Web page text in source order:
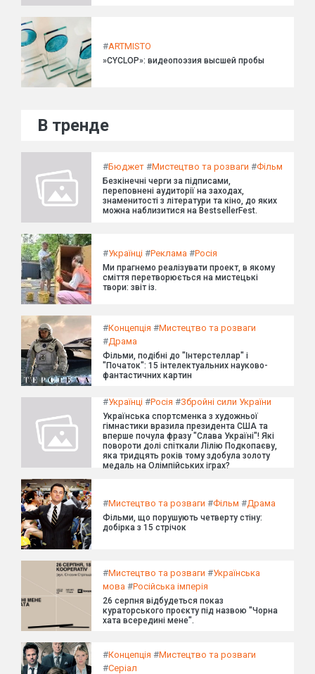
#ARTMISTO
»CYCLOP»: видеопоэзия высшей пробы
В тренде
#Бюджет #Мистецтво та розваги #Фільм
Безкінечні черги за підписами,
переповнені аудиторії на заходах,
знаменитості з літератури та кіно, до яких
можна наблизитися на BestsellerFest.
#Українці #Реклама #Росія
Ми прагнемо реалізувати проект, в якому
сміття перетворюється на мистецькі
твори: звіт із.
#Концепція #Мистецтво та розваги
#Драма
Фільми, подібні до "Інтерстеллар" і
"Початок": 15 інтелектуальних науково-
фантастичних картин
#Українці #Росія #Збройні сили України
Українська спортсменка з художньої
гімнастики вразила президента США та
вперше почула фразу "Слава Україні"! Які
повороти долі спіткали Лілію Подкопаєву,
яка тридцять років тому здобула золоту
медаль на Олімпійських іграх?
#Мистецтво та розваги #Фільм #Драма
Фільми, що порушують четверту стіну:
добірка з 15 стрічок
#Мистецтво та розваги #Українська
мова #Російська імперія
26 серпня відбудеться показ
кураторського проєкту під назвою "Чорна
хата всередині мене".
#Концепція #Мистецтво та розваги
#Серіал